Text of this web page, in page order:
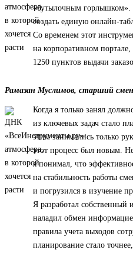
«бутылочным горлышком».
создать единую онлайн-
Со временем этот
на корпоративном
1250 пунктов выдачи
Рамазан Муслимов, старший
Когда я только занял
из ключевых задач стало
этим занимались только
этот процесс был новым.
я понимал, что
на стабильность работы
и погрузился в изучение
Я разработал собственный
наладил обмен
правила учета выходов
планирование стало